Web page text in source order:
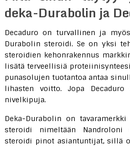
deka-Durabolin ja
Decaduro on turvallinen ja
Durabolin steroidi. Se on yksi
steroidien kehonrakennus
lisätä terveellisiä
punasolujen tuotantoa antaa
lihasten voitto. Jopa
nivelkipuja.
Deka-Durabolin on
steroidi nimeltään Nandroloni
steroidi pinot asiantuntijat, sillä